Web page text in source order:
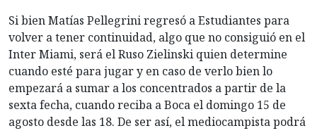
Si bien Matías Pellegrini regresó a Estudiantes para
volver a tener continuidad, algo que no consiguió en el
Inter Miami, será el Ruso Zielinski quien determine
cuando esté para jugar y en caso de verlo bien lo
empezará a sumar a los concentrados a partir de la
sexta fecha, cuando reciba a Boca el domingo 15 de
agosto desde las 18. De ser así, el mediocampista podrá